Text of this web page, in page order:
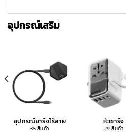
อุปกรณ์เสริม
อุปกรณ์ชาร์จไร้สาย
35 สินค้า
หัวชาร์จ
29 สินค้า